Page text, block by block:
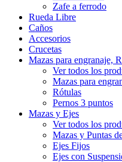
Zafe a ferrodo
Rueda Libre
Caños
Accesorios
Crucetas
Mazas para engranaje,
Ver todos los
Mazas para
Rótulas
Pernos 3 puntos
Mazas y Ejes
Ver todos los
Mazas y Puntas
Ejes Fijos
Ejes con